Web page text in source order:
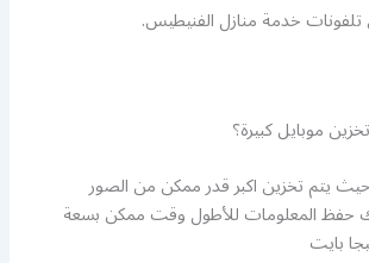
تلفونات خدمة منازل الفنيطيس.
موبايل كبيرة؟
نوفر لك تلفون 5G حيث يتم تخزين اكبر قدر ممكن من الصور
حفظ المعلومات للأطول وقت ممكن بسعة